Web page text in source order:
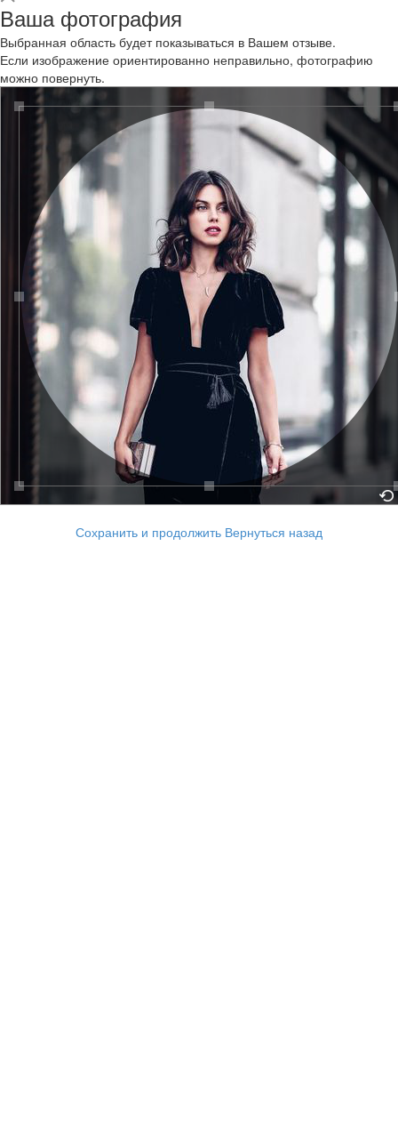
Ваша фотография
Выбранная область будет показываться в Вашем отзыве.
Если изображение ориентированно неправильно, фотографию
можно повернуть.
Сохранить и продолжить Вернуться назад